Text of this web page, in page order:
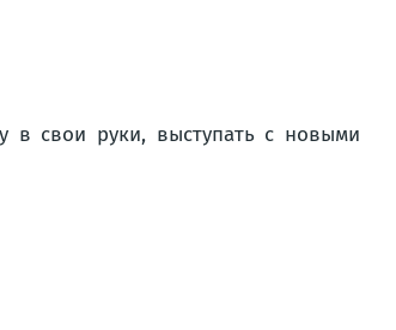
в свои руки, выступать с новыми